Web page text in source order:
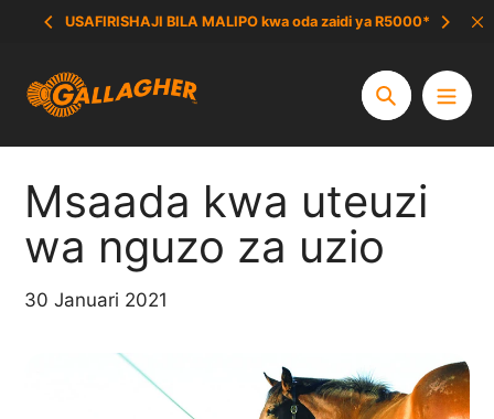
yaliyomo
USAFIRISHAJI BILA MALIPO kwa oda zaidi ya R5000*
Tafuta
Msaada kwa uteuzi
wa nguzo za uzio
30 Januari 2021